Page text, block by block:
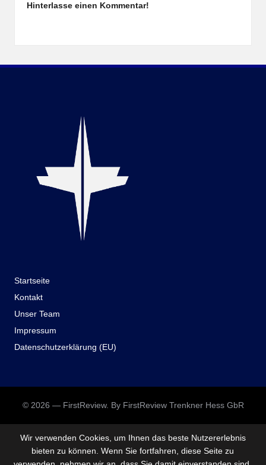
Hinterlasse einen Kommentar!
Startseite
Kontakt
Unser Team
Impressum
Datenschutzerklärung (EU)
© 2026 — FirstReview. By FirstReview Trenkner Hess GbR
Wir verwenden Cookies, um Ihnen das beste Nutzererlebnis
bieten zu können. Wenn Sie fortfahren, diese Seite zu